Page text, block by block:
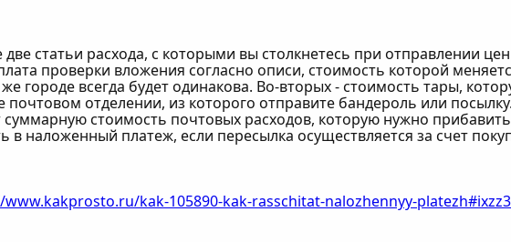
статьи расхода, с которыми вы столкнетесь при отправлении
проверки вложения согласно описи, стоимость которой
городе всегда будет одинакова. Во-вторых - стоимость тары,
почтовом отделении, из которого отправите бандероль или
суммарную стоимость почтовых расходов, которую нужно
в наложенный платеж, если пересылка осуществляется за счет
kak-105890-kak-rasschitat-nalozhennyy-